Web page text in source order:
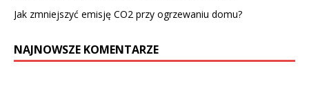
Jak zmniejszyć emisję CO2 przy ogrzewaniu domu?
NAJNOWSZE KOMENTARZE